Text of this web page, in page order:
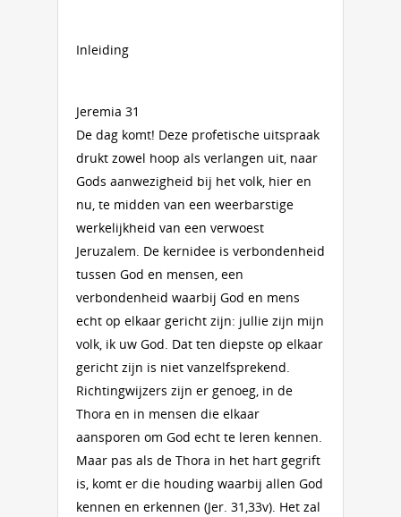
Inleiding
Jeremia 31
De dag komt! Deze profetische uitspraak
drukt zowel hoop als verlangen uit, naar
Gods aanwezigheid bij het volk, hier en
nu, te midden van een weerbarstige
werkelijkheid van een verwoest
Jeruzalem. De kernidee is verbondenheid
tussen God en mensen, een
verbondenheid waarbij God en mens
echt op elkaar gericht zijn: jullie zijn mijn
volk, ik uw God. Dat ten diepste op elkaar
gericht zijn is niet vanzelfsprekend.
Richtingwijzers zijn er genoeg, in de
Thora en in mensen die elkaar
aansporen om God echt te leren kennen.
Maar pas als de Thora in het hart gegrift
is, komt er die houding waarbij allen God
kennen en erkennen (Jer. 31,33v). Het zal